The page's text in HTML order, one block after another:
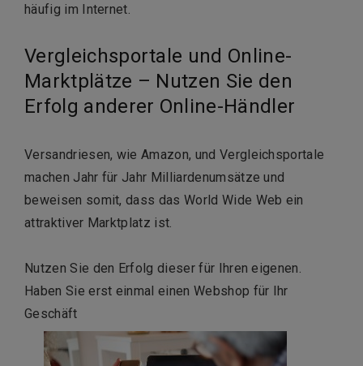
häufig im Internet.
Vergleichsportale und Online-
Marktplätze – Nutzen Sie den
Erfolg anderer Online-Händler
Versandriesen, wie Amazon, und Vergleichsportale
machen Jahr für Jahr Milliardenumsätze und
beweisen somit, dass das World Wide Web ein
attraktiver Marktplatz ist.
Nutzen Sie den Erfolg dieser für Ihren eigenen.
Haben Sie erst einmal einen Webshop für Ihr
Geschäft